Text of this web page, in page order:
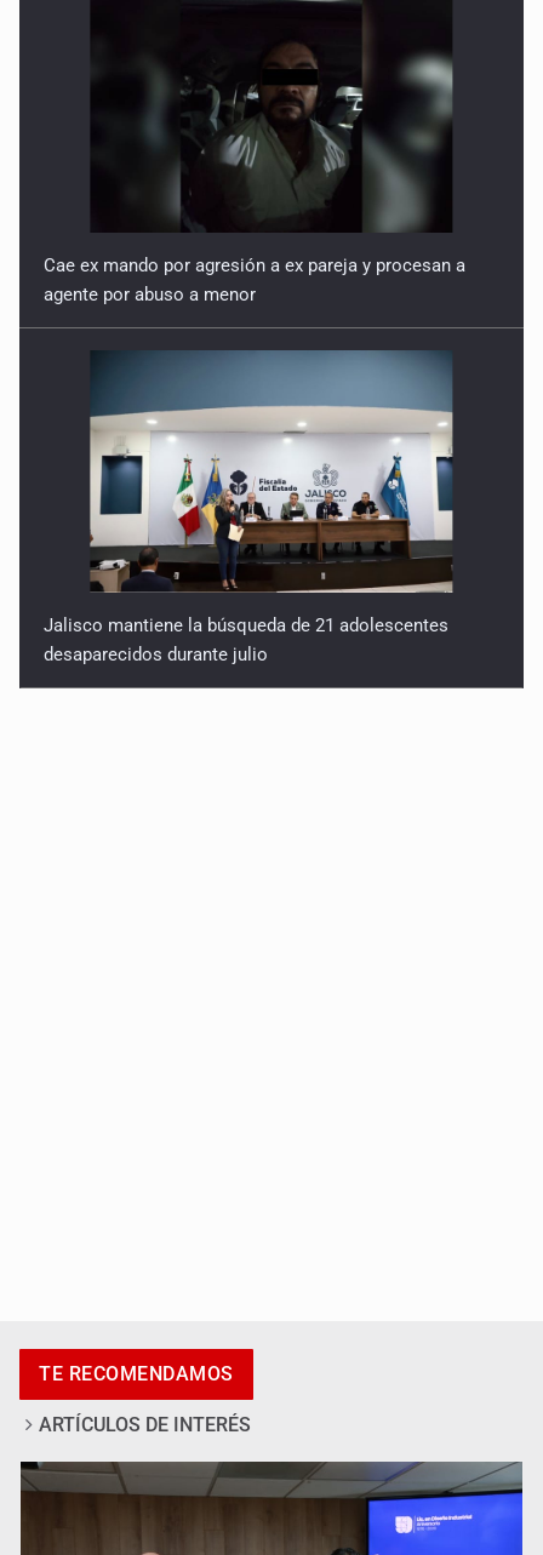
Cae ex mando por agresión a ex pareja y procesan a
agente por abuso a menor
Jalisco mantiene la búsqueda de 21 adolescentes
desaparecidos durante julio
Al archivo la mitad de quejas contra el Siapa
TE RECOMENDAMOS
ARTÍCULOS DE INTERÉS